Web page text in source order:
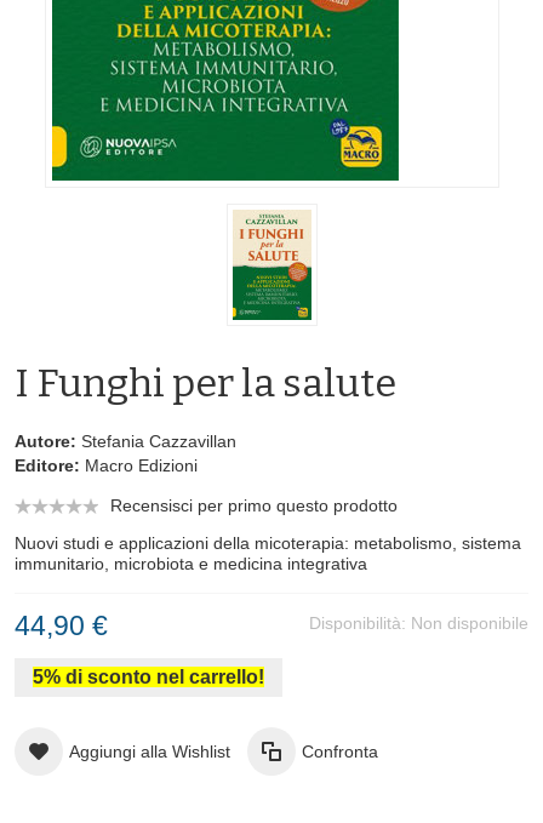
I Funghi per la salute
Autore: Stefania Cazzavillan
Editore: Macro Edizioni
Recensisci per primo questo prodotto
Nuovi studi e applicazioni della micoterapia: metabolismo, sistema
immunitario, microbiota e medicina integrativa
Disponibilità: Non disponibile
44,90 €
5% di sconto nel carrello!
Aggiungi alla Wishlist Confronta